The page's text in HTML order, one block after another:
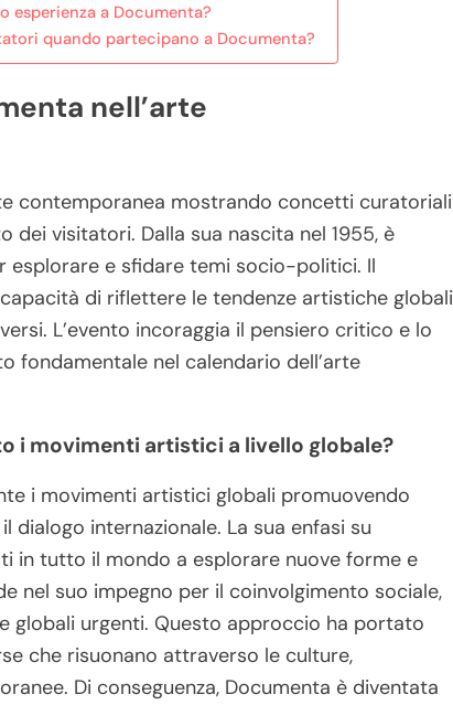
esperienza a Documenta?
quando partecipano a Documenta?
nell’arte
contemporanea mostrando concetti curatoriali
visitatori. Dalla sua nascita nel 1955, è
e sfidare temi socio-politici. Il
di riflettere le tendenze artistiche globali
L’evento incoraggia il pensiero critico e lo
fondamentale nel calendario dell’arte
i movimenti artistici a livello globale?
i movimenti artistici globali promuovendo
internazionale. La sua enfasi su
in tutto il mondo a esplorare nuove forme e
nel suo impegno per il coinvolgimento sociale,
globali urgenti. Questo approccio ha portato
che risuonano attraverso le culture,
Di conseguenza, Documenta è diventata